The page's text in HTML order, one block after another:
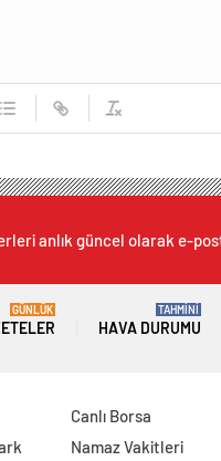
anlık güncel olarak e-
GÜNLÜK
HAVA DURUMU
TAHMİNİ
Canlı Borsa
Namaz Vakitleri